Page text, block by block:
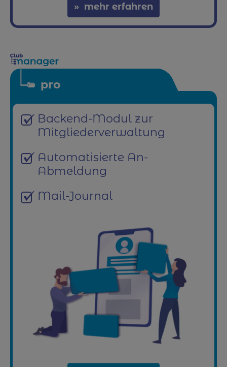
mehr erfahren
pro
Backend-Modul zur
Mitgliederverwaltung
Automatisierte An-
Abmeldung
Mail-Journal